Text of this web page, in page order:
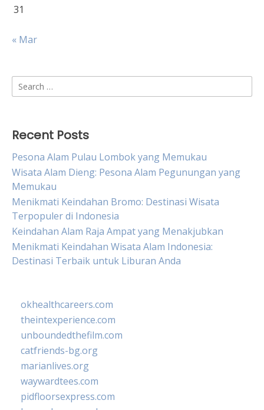
31
« Mar
Search
for:
Recent Posts
Pesona Alam Pulau Lombok yang Memukau
Wisata Alam Dieng: Pesona Alam Pegunungan yang
Memukau
Menikmati Keindahan Bromo: Destinasi Wisata
Terpopuler di Indonesia
Keindahan Alam Raja Ampat yang Menakjubkan
Menikmati Keindahan Wisata Alam Indonesia:
Destinasi Terbaik untuk Liburan Anda
okhealthcareers.com
theintexperience.com
unboundedthefilm.com
catfriends-bg.org
marianlives.org
waywardtees.com
pidfloorsexpress.com